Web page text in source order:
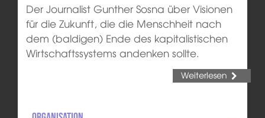
Der Journalist Gunther Sosna über Visionen
für die Zukunft, die die Menschheit nach
dem (baldigen) Ende des kapitalistischen
Wirtschaftssystems andenken sollte.
Weiterlesen